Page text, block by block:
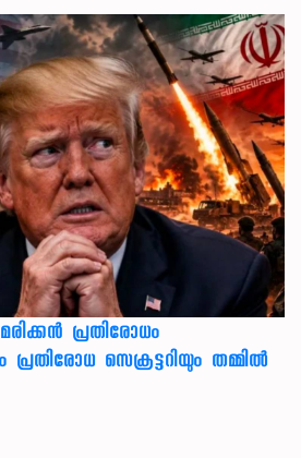
പ്രതിരോധം
പ്രതിരോധ സെക്രട്ടറിയും തമ്മിൽ